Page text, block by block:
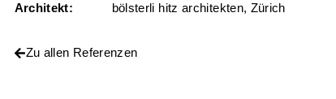
Architekt: bölsterli hitz architekten, Zürich
Zu allen Referenzen